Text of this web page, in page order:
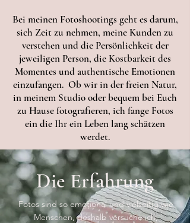
Bei meinen Fotoshootings geht es darum,
sich Zeit zu nehmen, meine Kunden zu
verstehen und die Persönlichkeit der
jeweiligen Person, die Kostbarkeit des
Momentes und authentische Emotionen
einzufangen. Ob wir in der freien Natur,
in meinem Studio oder bequem bei Euch
zu Hause fotografieren, ich fange Fotos
ein die Ihr ein Leben lang schätzen
werdet.
Die Erfahrung
Fotos sind so emotional und vielseitig wie
Menschen, deshalb versuche ich,